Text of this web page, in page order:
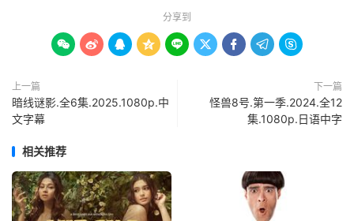
分享到
        
上一篇
暗线谜影.全6集.2025.1080p.中
文字幕
下一篇
怪兽8号.第一季.2024.全12
集.1080p.日语中字
相关推荐